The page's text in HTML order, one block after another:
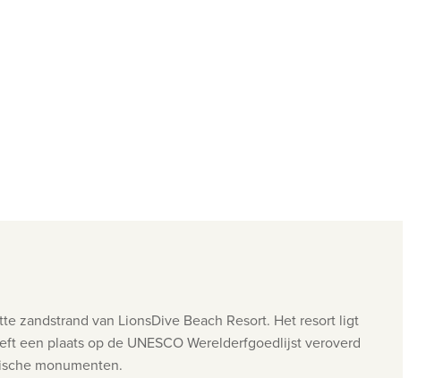
zandstrand van LionsDive Beach Resort. Het resort ligt
een plaats op de UNESCO Werelderfgoedlijst veroverd
monumenten.